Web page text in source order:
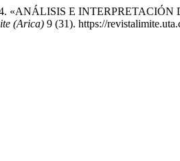
«ANÁLISIS E
(Arica) 9 (31). https://